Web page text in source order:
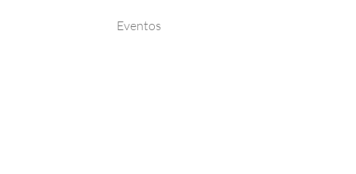
Eventos